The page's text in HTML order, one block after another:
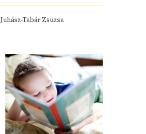
Juhász-Tabár Zsuzsa